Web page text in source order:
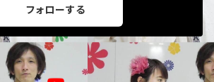
フォローする